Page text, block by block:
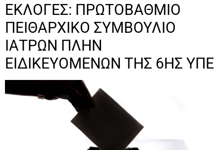
ΕΚΛΟΓΕΣ: ΠΡΩΤΟΒΑΘΜΙΟ
ΠΕΙΘΑΡΧΙΚΟ ΣΥΜΒΟΥΛΙΟ
ΙΑΤΡΩΝ ΠΛΗΝ
ΕΙΔΙΚΕΥΟΜΕΝΩΝ ΤΗΣ 6ΗΣ ΥΠΕ